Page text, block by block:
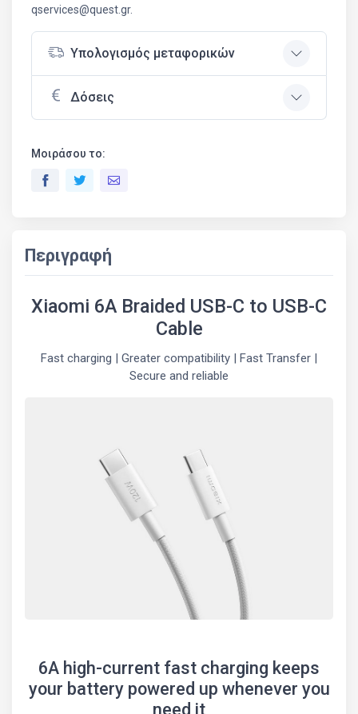
qservices@quest.gr.
Υπολογισμός μεταφορικών
Δόσεις
Μοιράσου το:
Περιγραφή
Xiaomi 6A Braided USB-C to USB-C
Cable
Fast charging | Greater compatibility | Fast Transfer |
Secure and reliable
6A high-current fast charging keeps
your battery powered up whenever you
need it